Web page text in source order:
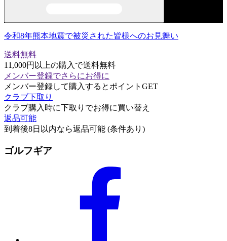
令和8年熊本地震で被災された皆様へのお見舞い
送料無料
11,000円以上の購入で送料無料
メンバー登録でさらにお得に
メンバー登録して購入するとポイントGET
クラブ下取り
クラブ購入時に下取りでお得に買い替え
返品可能
到着後8日以内なら返品可能 (条件あり)
ゴルフギア